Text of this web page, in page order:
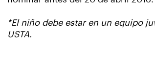
*El niño debe estar en un equipo
USTA.